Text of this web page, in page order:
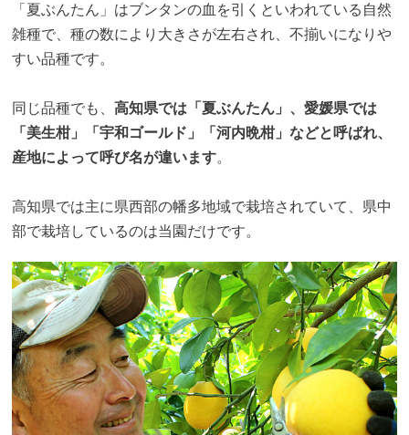
「夏ぶんたん」はブンタンの血を引くといわれている自然
雑種で、種の数により大きさが左右され、不揃いになりや
すい品種です。
同じ品種でも、 高知県では「夏ぶんたん」、愛媛県では
「美生柑」「宇和ゴールド」「河内晩柑」などと呼ばれ、
産地によって呼び名が違います。
高知県では主に県西部の幡多地域で栽培されていて、県中
部で栽培しているのは当園だけです。